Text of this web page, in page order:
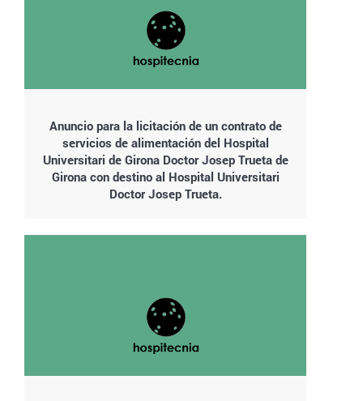
Anuncio para la licitación de un contrato de
servicios de alimentación del Hospital
Universitari de Girona Doctor Josep Trueta de
Girona con destino al Hospital Universitari
Doctor Josep Trueta.